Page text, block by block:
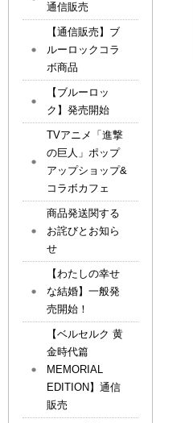
通信販売
【通信販売】ブ
ルーロックコラ
ボ商品
【ブルーロッ
ク】発売開始
TVアニメ「進撃
の巨人」ポップ
アップショップ&
コラボカフェ
商品発送関する
お詫びとお知ら
せ
【わたしの幸せ
な結婚】一般発
売開始！
【ベルセルク 黄
金時代篇
MEMORIAL
EDITION】通信
販売